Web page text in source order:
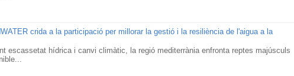
crida a la participació per millorar la gestió i la resiliència de l'aigua a la
escassetat hídrica i canvi climàtic, la regió mediterrània enfronta reptes majúsculs